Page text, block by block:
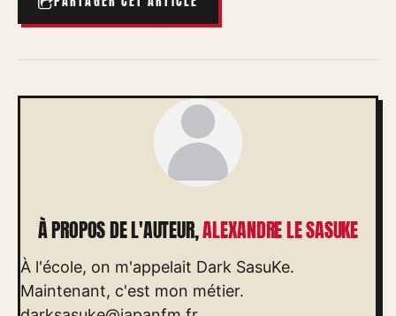
À PROPOS DE L'AUTEUR,ALEXANDRE LE SASUKE
À l'école, on m'appelait Dark SasuKe.
Maintenant, c'est mon métier.